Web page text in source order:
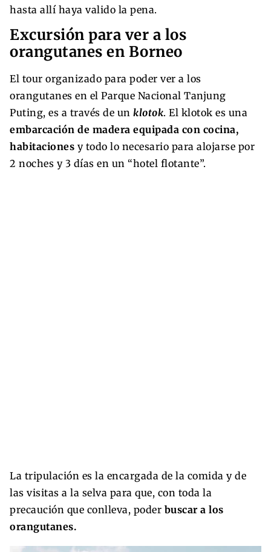
hasta allí haya valido la pena.
Excursión para ver a los
orangutanes en Borneo
El tour organizado para poder ver a los
orangutanes en el Parque Nacional Tanjung
Puting, es a través de un klotok. El klotok es una
embarcación de madera equipada con cocina,
habitaciones y todo lo necesario para alojarse por
2 noches y 3 días en un “hotel flotante”.
La tripulación es la encargada de la comida y de
las visitas a la selva para que, con toda la
precaución que conlleva, poder buscar a los
orangutanes.